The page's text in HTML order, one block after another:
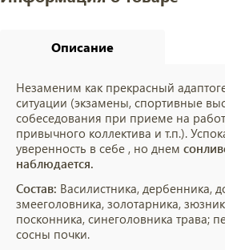
Описание
Незаменим как прекрасный
ситуации (экзамены, спортивные
собеседования при приеме на
привычного коллектива и т.п.).
уверенность в себе , но днем
наблюдается.
Состав: Василистника, дербенника,
змееголовника, золотарника,
посконника, синеголовника трава;
сосны почки.